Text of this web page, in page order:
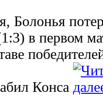
Болонья
в первом
Конса